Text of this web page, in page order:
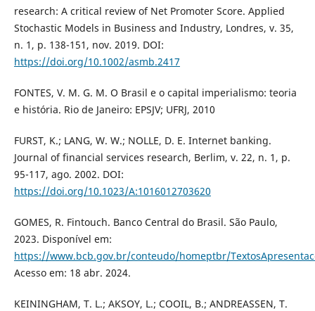
research: A critical review of Net Promoter Score. Applied
Stochastic Models in Business and Industry, Londres, v. 35,
n. 1, p. 138-151, nov. 2019. DOI:
https://doi.org/10.1002/asmb.2417
FONTES, V. M. G. M. O Brasil e o capital imperialismo: teoria
e história. Rio de Janeiro: EPSJV; UFRJ, 2010
FURST, K.; LANG, W. W.; NOLLE, D. E. Internet banking.
Journal of financial services research, Berlim, v. 22, n. 1, p.
95-117, ago. 2002. DOI:
https://doi.org/10.1023/A:1016012703620
GOMES, R. Fintouch. Banco Central do Brasil. São Paulo,
2023. Disponível em:
https://www.bcb.gov.br/conteudo/homeptbr/
Acesso em: 18 abr. 2024.
KEININGHAM, T. L.; AKSOY, L.; COOIL, B.; ANDREASSEN, T.